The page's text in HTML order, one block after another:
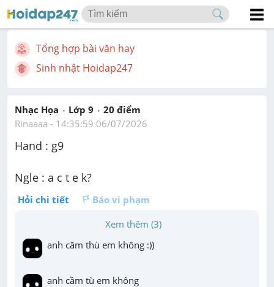
Tổng hợp bài văn hay
Sinh nhật Hoidap247
Nhạc Họa Lớp 9 20 điểm
Rinaaaa - 14:35:59 06/07/2026
Hand : g9
Ngle : a c t e k?
Hỏi chi tiết
Báo vi phạm
Xem thêm (3)
anh căm thù em không :))
anh cầm tù em không